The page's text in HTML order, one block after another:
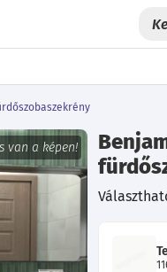
van a képen!